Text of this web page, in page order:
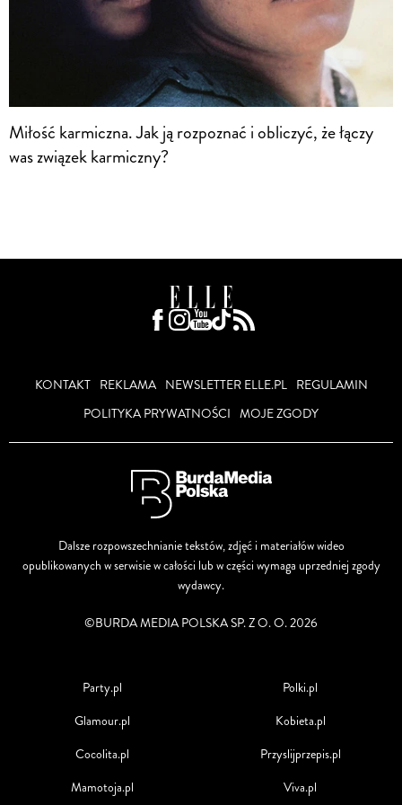
Miłość karmiczna. Jak ją rozpoznać i obliczyć, że łączy
was związek karmiczny?
KONTAKT REKLAMA NEWSLETTER ELLE.PL
REGULAMIN
POLITYKA PRYWATNOŚCI MOJE ZGODY
Dalsze rozpowszechnianie tekstów, zdjęć i materiałów wideo
opublikowanych w serwisie w całości lub w części wymaga uprzedniej zgody
wydawcy.
©BURDA MEDIA POLSKA SP. Z O. O. 2026
Party.pl
Glamour.pl
Cocolita.pl
Mamotoja.pl
Polki.pl
Kobieta.pl
Przyslijprzepis.pl
Viva.pl